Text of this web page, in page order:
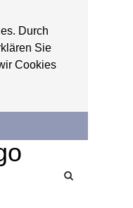
Durch
Sie
Cookies